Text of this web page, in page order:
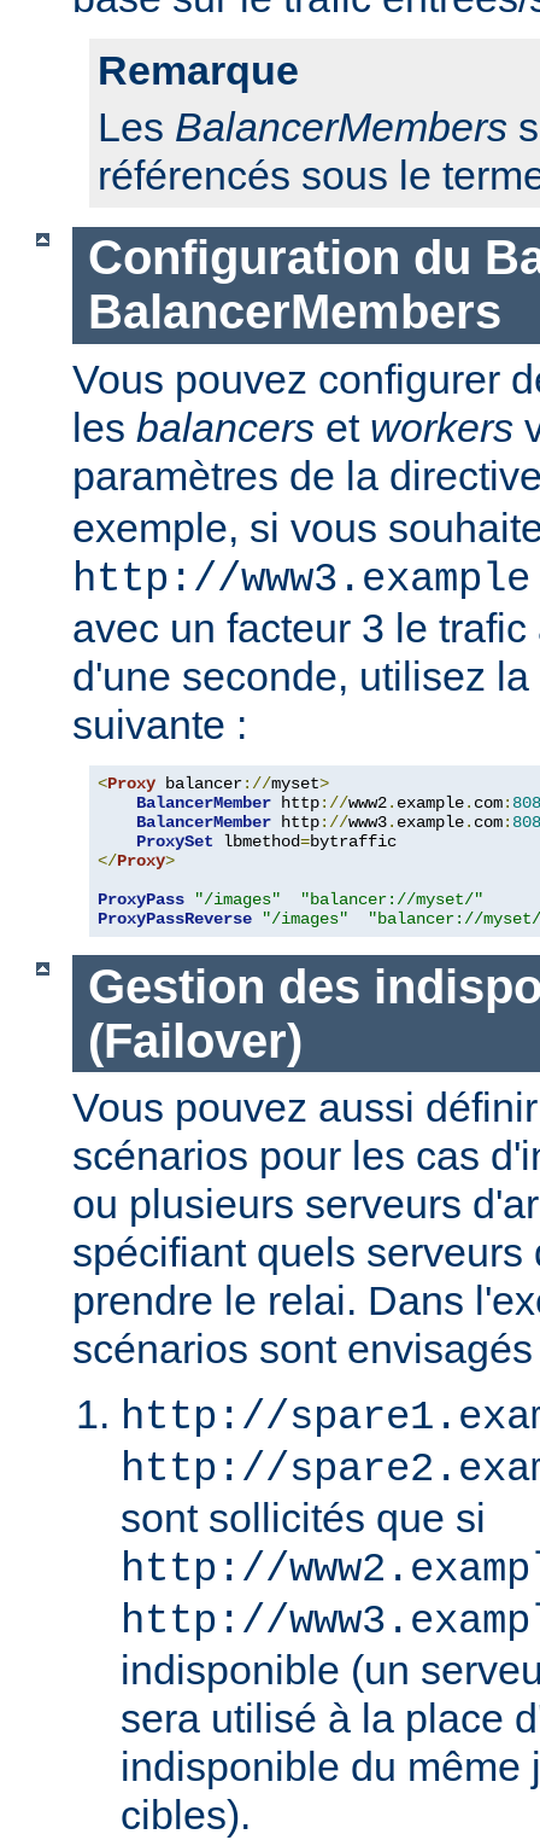
Remarque
Les BalancerMembers
référencés sous le
Configuration du
BalancerMembers
Vous pouvez configurer
les balancers et workers
paramètres de la
exemple, si vous
http://
avec un facteur 3 le
d'une seconde, utilisez
suivante :
<Proxy balancer://myset>
BalancerMember http://www2. example. com:
BalancerMember http://www3. example. com:
ProxySet lbmethod=
</Proxy>
ProxyPass
"/images"
"balancer://myset/"
ProxyPassReverse
"/images" "balancer://
Gestion des
(Failover)
Vous pouvez aussi
scénarios pour les cas
ou plusieurs serveurs
spécifiant quels serveurs
prendre le relai. Dans
scénarios sont
http://
http://
sont sollicités que si
http://
http://
indisponible (un
sera utilisé à la place
indisponible du même
cibles).